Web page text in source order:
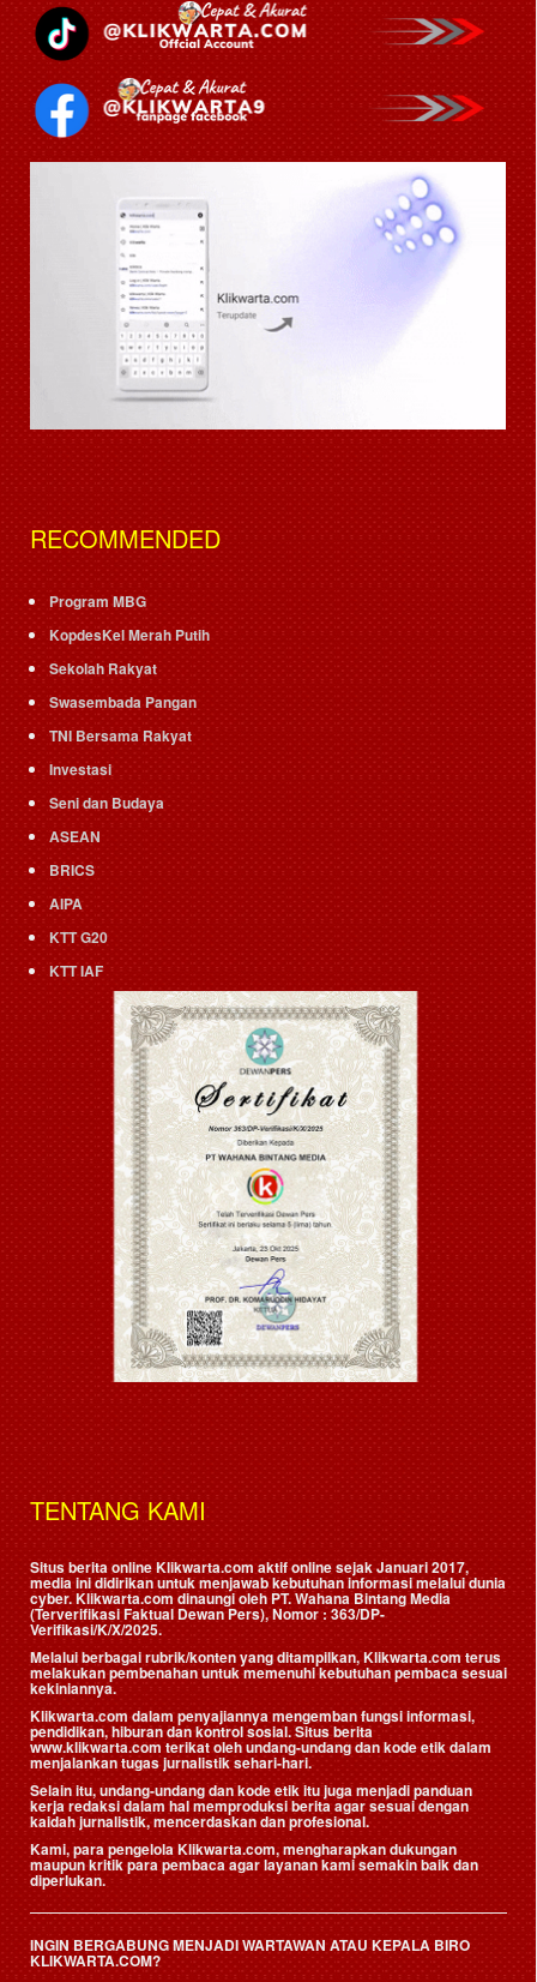
RECOMMENDED
Program MBG
KopdesKel Merah Putih
Sekolah Rakyat
Swasembada Pangan
TNI Bersama Rakyat
Investasi
Seni dan Budaya
ASEAN
BRICS
AIPA
KTT G20
KTT IAF
TENTANG KAMI
Situs berita online Klikwarta.com aktif online sejak Januari 2017,
media ini didirikan untuk menjawab kebutuhan informasi melalui dunia
cyber. Klikwarta.com dinaungi oleh PT. Wahana Bintang Media
(Terverifikasi Faktual Dewan Pers), Nomor : 363/DP-
Verifikasi/K/X/2025.
Melalui berbagai rubrik/konten yang ditampilkan, Klikwarta.com terus
melakukan pembenahan untuk memenuhi kebutuhan pembaca sesuai
kekiniannya.
Klikwarta.com dalam penyajiannya mengemban fungsi informasi,
pendidikan, hiburan dan kontrol sosial. Situs berita
www.klikwarta.com terikat oleh undang-undang dan kode etik dalam
menjalankan tugas jurnalistik sehari-hari.
Selain itu, undang-undang dan kode etik itu juga menjadi panduan
kerja redaksi dalam hal memproduksi berita agar sesuai dengan
kaidah jurnalistik, mencerdaskan dan profesional.
Kami, para pengelola Klikwarta.com, mengharapkan dukungan
maupun kritik para pembaca agar layanan kami semakin baik dan
diperlukan.
INGIN BERGABUNG MENJADI WARTAWAN ATAU KEPALA BIRO
KLIKWARTA.COM?